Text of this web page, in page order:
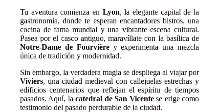
Tu aventura comienza en Lyon, la elegante capital de la
gastronomía, donde te esperan encantadores bistros, una
cocina de fama mundial y una vibrante escena cultural.
Pasea por el casco antiguo, maravíllate con la basílica de
Notre-Dame de Fourvièrey experimenta una mezcla
única de tradición y modernidad.
Sin embargo, la verdadera magia se despliega al viajar por
Viviers, una ciudad medieval con callejuelas estrechas y
edificios centenarios que reflejan el espíritu de tiempos
pasados. Aquí, lacatedral de San Vicentese erige como
testimonio del pasado perdurable de la ciudad.